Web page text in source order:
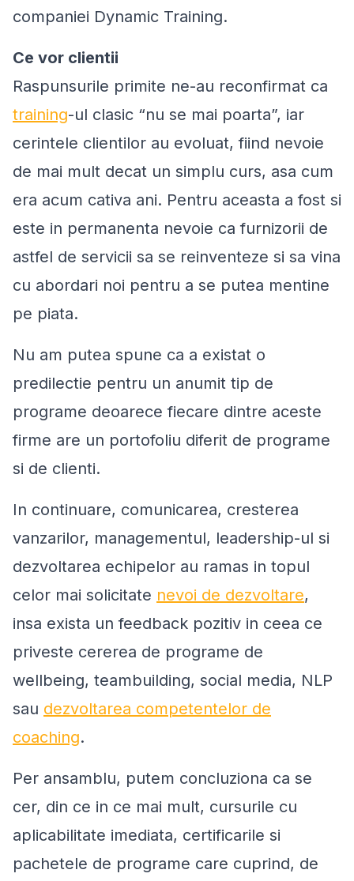
companiei Dynamic Training.
Ce vor clientii
Raspunsurile primite ne-au reconfirmat ca
training-ul clasic “nu se mai poarta”, iar
cerintele clientilor au evoluat, fiind nevoie
de mai mult decat un simplu curs, asa cum
era acum cativa ani. Pentru aceasta a fost si
este in permanenta nevoie ca furnizorii de
astfel de servicii sa se reinventeze si sa vina
cu abordari noi pentru a se putea mentine
pe piata.
Nu am putea spune ca a existat o
predilectie pentru un anumit tip de
programe deoarece fiecare dintre aceste
firme are un portofoliu diferit de programe
si de clienti.
In continuare, comunicarea, cresterea
vanzarilor, managementul, leadership-ul si
dezvoltarea echipelor au ramas in topul
celor mai solicitate nevoi de dezvoltare,
insa exista un feedback pozitiv in ceea ce
priveste cererea de programe de
wellbeing, teambuilding, social media, NLP
sau dezvoltarea competentelor de
coaching.
Per ansamblu, putem concluziona ca se
cer, din ce in ce mai mult, cursurile cu
aplicabilitate imediata, certificarile si
pachetele de programe care cuprind, de